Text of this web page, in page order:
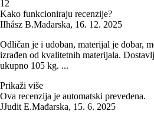
1 2
Kako funkcioniraju recenzije?
IIhász B.Mađarska, 16. 12. 2025
Odličan je i udoban, materijal je dobar,
izrađen od kvalitetnih materijala.
ukupno 105 kg. ...
Prikaži više
Ova recenzija je automatski prevedena.
JJudit E.Mađarska, 15. 6. 2025